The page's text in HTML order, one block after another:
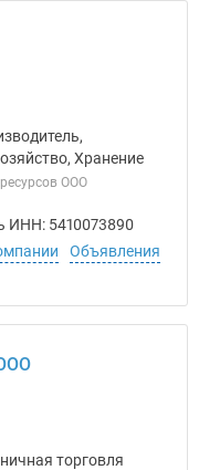
Хранение
ООО
ИНН: 5410073890
Объявления
торговля